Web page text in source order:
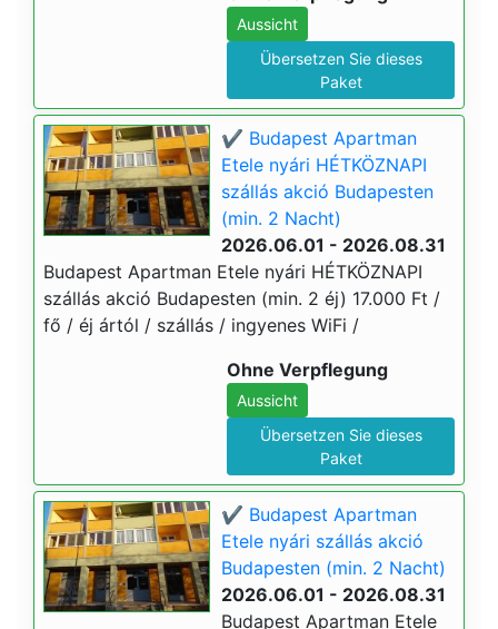
Aussicht
Übersetzen Sie dieses
Paket
✔️ Budapest Apartman
Etele nyári HÉTKÖZNAPI
szállás akció Budapesten
(min. 2 Nacht)
2026.06.01 - 2026.08.31
Budapest Apartman Etele nyári HÉTKÖZNAPI
szállás akció Budapesten (min. 2 éj) 17.000 Ft /
fő / éj ártól / szállás / ingyenes WiFi /
Ohne Verpflegung
Aussicht
Übersetzen Sie dieses
Paket
✔️ Budapest Apartman
Etele nyári szállás akció
Budapesten (min. 2 Nacht)
2026.06.01 - 2026.08.31
Budapest Apartman Etele